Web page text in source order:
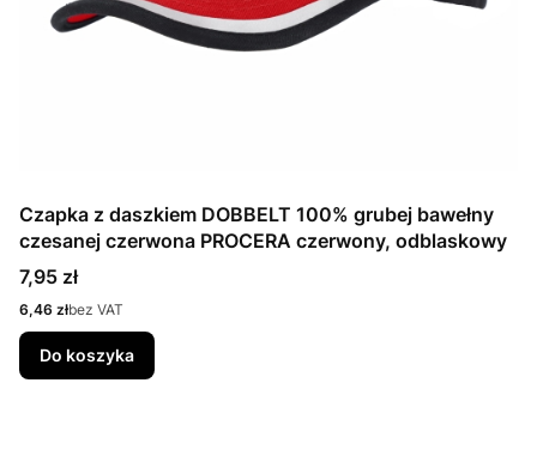
Czapka z daszkiem DOBBELT 100% grubej bawełny
czesanej czerwona PROCERA czerwony, odblaskowy
Cena
7,95 zł
Cena
6,46 złbez VAT
Do koszyka